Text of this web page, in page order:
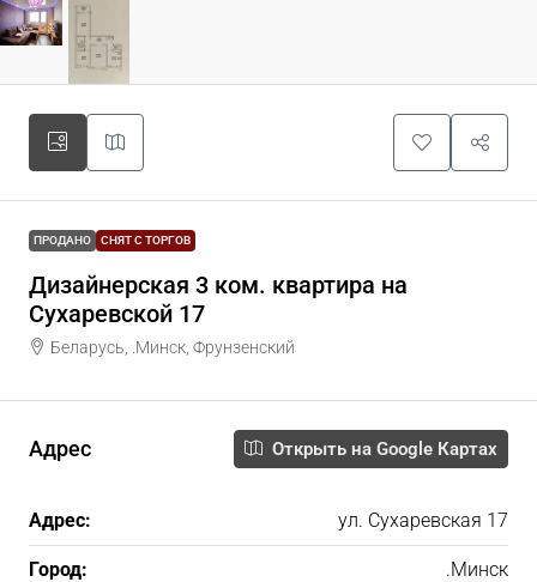
ПРОДАНО СНЯТ С ТОРГОВ
Дизайнерская 3 ком. квартира на
Сухаревской 17
Беларусь, .Минск, Фрунзенский
Адрес Открыть на Google Картах
Адрес: ул. Сухаревская 17
Город: .Минск